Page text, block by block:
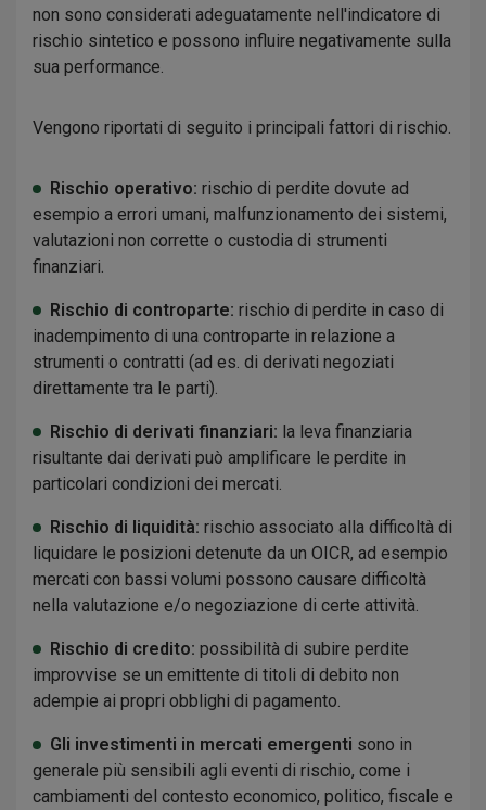
non sono considerati adeguatamente nell'indicatore di
rischio sintetico e possono influire negativamente sulla
sua performance.
Vengono riportati di seguito i principali fattori di rischio.
Rischio operativo: rischio di perdite dovute ad
esempio a errori umani, malfunzionamento dei sistemi,
valutazioni non corrette o custodia di strumenti
finanziari.
Rischio di controparte: rischio di perdite in caso di
inadempimento di una controparte in relazione a
strumenti o contratti (ad es. di derivati negoziati
direttamente tra le parti).
Rischio di derivati finanziari: la leva finanziaria
risultante dai derivati può amplificare le perdite in
particolari condizioni dei mercati.
Rischio di liquidità: rischio associato alla difficoltà di
liquidare le posizioni detenute da un OICR, ad esempio
mercati con bassi volumi possono causare difficoltà
nella valutazione e/o negoziazione di certe attività.
Rischio di credito: possibilità di subire perdite
improvvise se un emittente di titoli di debito non
adempie ai propri obblighi di pagamento.
Gli investimenti in mercati emergenti sono in
generale più sensibili agli eventi di rischio, come i
cambiamenti del contesto economico, politico, fiscale e